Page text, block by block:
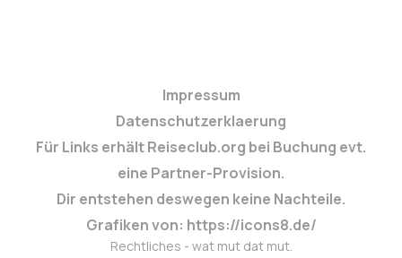
Impressum
Datenschutzerklaerung
Für Links erhält Reiseclub.org bei Buchung evt.
eine Partner-Provision.
Dir entstehen deswegen keine Nachteile.
Grafiken von: https://icons8.de/
Rechtliches - wat mut dat mut.